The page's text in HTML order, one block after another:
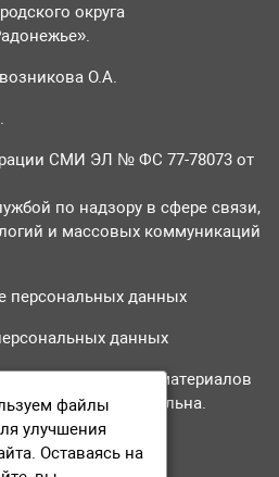
округа
О.А.
СМИ ЭЛ № ФС 77-78073 от
по надзору в сфере связи,
и массовых коммуникаций
персональных данных
данных
использовании материалов
на tvr24.tv обязательна.
файлы
улучшения
Оставаясь на